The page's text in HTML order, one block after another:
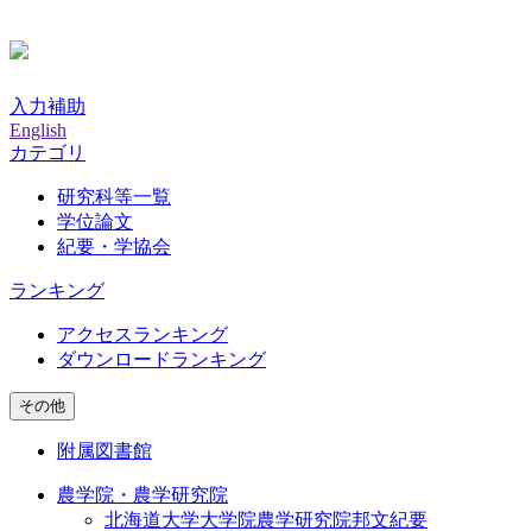
入力補助
English
カテゴリ
研究科等一覧
学位論文
紀要・学協会
ランキング
アクセスランキング
ダウンロードランキング
その他
附属図書館
農学院・農学研究院
北海道大学大学院農学研究院邦文紀要